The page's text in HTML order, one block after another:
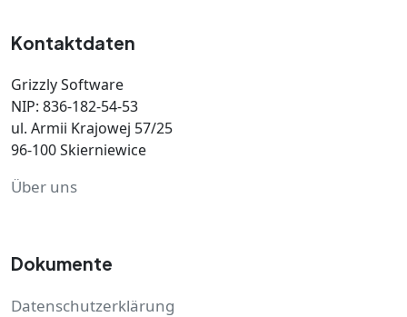
Kontaktdaten
Grizzly Software
NIP: 836-182-54-53
ul. Armii Krajowej 57/25
96-100 Skierniewice
Über uns
Dokumente
Datenschutzerklärung